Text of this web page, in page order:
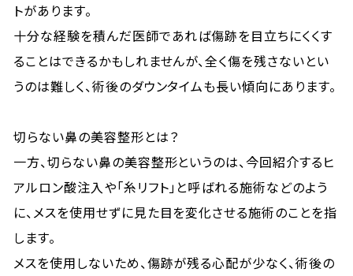
トがあります。
十分な経験を積んだ医師であれば傷跡を目立ちにくくす
ることはできるかもしれませんが、全く傷を残さないとい
うのは難しく、術後のダウンタイムも長い傾向にあります。
切らない鼻の美容整形とは？
一方、切らない鼻の美容整形というのは、今回紹介するヒ
アルロン酸注入や「糸リフト」と呼ばれる施術などのよう
に、メスを使用せずに見た目を変化させる施術のことを指
します。
メスを使用しないため、傷跡が残る心配が少なく、術後の